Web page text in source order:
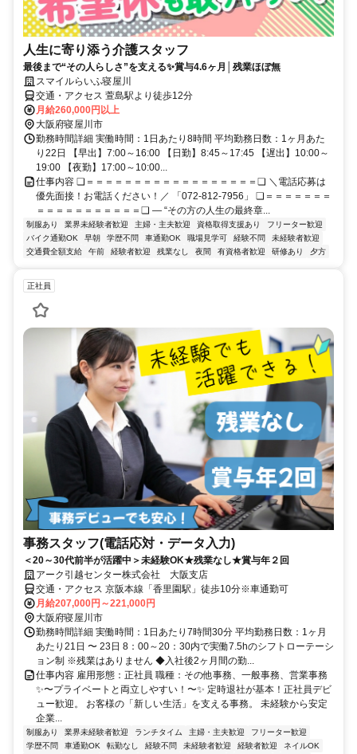
人生に寄り添う介護スタッフ
最後まで“その人らしさ”を支える✨賞与4.6ヶ月│残業ほぼ無
スマイルらいふ寝屋川
交通・アクセス 萱島駅より徒歩12分
月給260,000円以上
大阪府寝屋川市
勤務時間詳細 実働時間：1日あたり8時間 平均勤務日数：1ヶ月あた
り22日 【早出】7:00～16:00 【日勤】8:45～17:45 【遅出】10:00～
19:00 【夜勤】17:00～10:00...
仕事内容 ❏＝＝＝＝＝＝＝＝＝＝＝＝＝＝＝＝＝＝❏ ＼電話応募は
優先面接！お電話ください！／ 「072-812-7956」 ❏＝＝＝＝＝＝＝
＝＝＝＝＝＝＝＝＝＝＝❏ ― “その方の人生の最終章...
制服あり 業界未経験者歓迎 主婦・主夫歓迎 資格取得支援あり
フリーター歓迎
バイク通勤OK
早朝 学歴不問 車通勤OK 職場見学可 経験不問
未経験者歓迎
交通費全額支給
午前 経験者歓迎 残業なし 夜間 有資格者歓迎 研修あり 夕方
正社員
事務スタッフ(電話応対・データ入力)
＜20～30代前半が活躍中＞未経験OK★残業なし★賞与年２回
アーク引越センター株式会社 大阪支店
交通・アクセス 京阪本線「香里園駅」徒歩10分※車通勤可
月給207,000円～221,000円
大阪府寝屋川市
勤務時間詳細 実働時間：1日あたり7時間30分 平均勤務日数：1ヶ月
あたり21日 〜 23日 8：00～20：30内で実働7.5hのシフトローテーシ
ョン制 ※残業はありません ◆入社後2ヶ月間の勤...
仕事内容 雇用形態：正社員 職種：その他事務、一般事務、営業事務
✨〜プライベートと両立しやすい！〜✨ 定時退社が基本！正社員デビ
ュー歓迎。 お客様の「新しい生活」を支える事務。 未経験から安定
企業...
制服あり 業界未経験者歓迎 ランチタイム 主婦・主夫歓迎
フリーター歓迎
学歴不問
車通勤OK 転勤なし 経験不問 未経験者歓迎 経験者歓迎
ネイルOK